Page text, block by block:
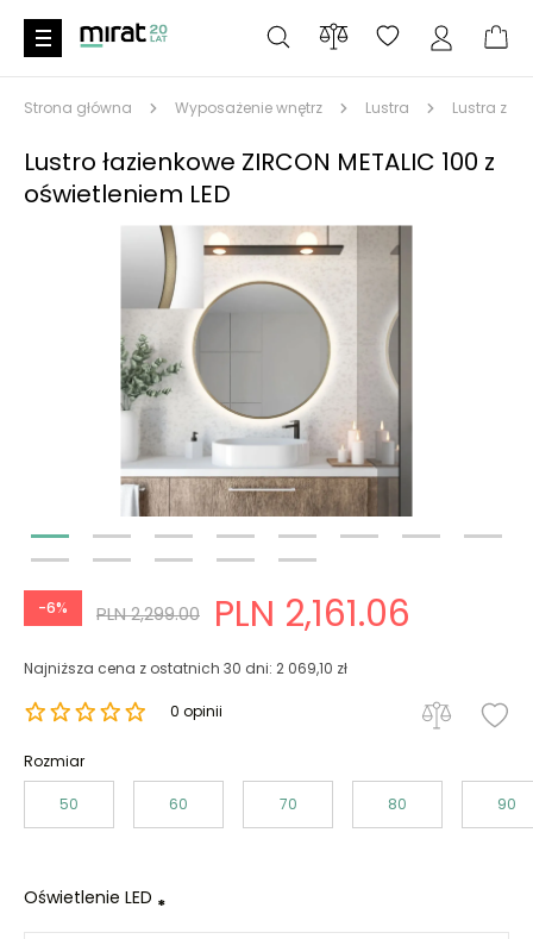
Strona główna Wyposażenie wnętrz Lustra Lustra z
Lustro łazienkowe ZIRCON METALIC 100 z
oświetleniem LED
-6% PLN 2,299.00 PLN 2,161.06
Najniższa cena z ostatnich 30 dni: 2 069,10 zł
0 opinii
Rozmiar
50 60 70 80 90
Oświetlenie LED *